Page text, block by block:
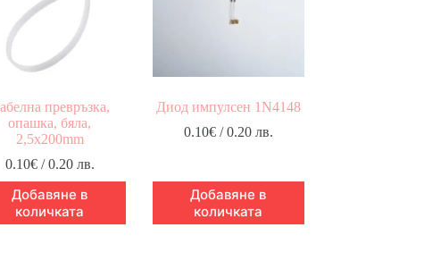
превръзка,
опашка, бяла,
2,5x200mm
0.10€/ 0.20 лв.
Добавяне в
количката
Диод импулсен 1N4148
0.10€/ 0.20 лв.
Добавяне в
количката